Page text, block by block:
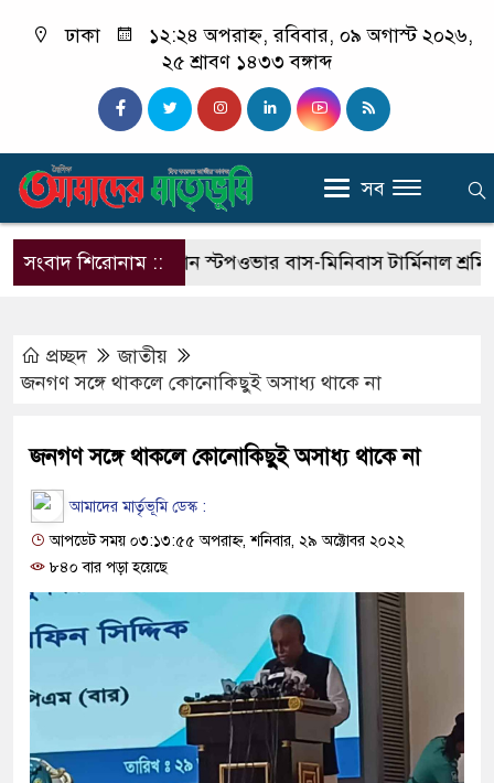
ঢাকা
১২:২৪ অপরাহ্ন, রবিবার, ০৯ অগাস্ট ২০২৬,
২৫ শ্রাবণ ১৪৩৩ বঙ্গাব্দ
সব
সংবাদ শিরোনাম ::
নগর গুলিস্তান স্টপওভার বাস-মিনিবাস টার্মিনাল শ্রমিক
প্রচ্ছদ
জাতীয়
জনগণ সঙ্গে থাকলে কোনোকিছুই অসাধ্য থাকে না
জনগণ সঙ্গে থাকলে কোনোকিছুই অসাধ্য থাকে না
আমাদের মার্তৃভূমি ডেস্ক :
আপডেট সময় ০৩:১৩:৫৫ অপরাহ্ন, শনিবার, ২৯ অক্টোবর ২০২২
৮৪০ বার পড়া হয়েছে